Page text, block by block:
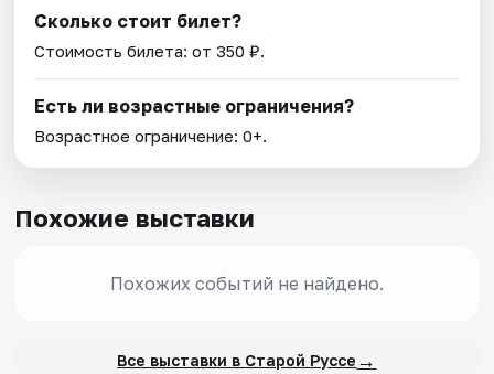
Сколько стоит билет?
Стоимость билета: от 350 ₽.
Есть ли возрастные ограничения?
Возрастное ограничение: 0+.
Похожие выставки
Похожих событий не найдено.
Все выставки в Старой Руссе →